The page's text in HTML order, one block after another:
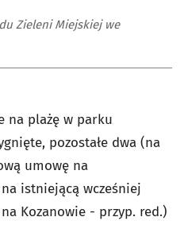
Zieleni Miejskiej we
na plażę w parku
pozostałe dwa (na
umowę na
istniejącą wcześniej
Kozanowie - przyp. red.)